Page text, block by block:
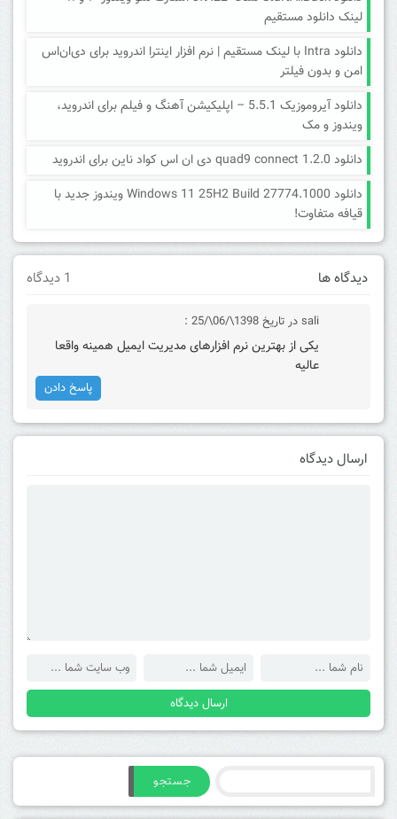
لینک دانلود مستقیم
دانلود Intra با لینک مستقیم | نرم افزار اینترا اندروید برای دی‌ان‌اس
امن و بدون فیلتر
دانلود آیروموزیک 5.5.1 – اپلیکیشن آهنگ و فیلم برای اندروید،
ویندوز و مک
دانلود quad9 connect 1.2.0 دی ان اس کواد ناین برای اندروید
دانلود Windows 11 25H2 Build 27774.1000 ویندوز جدید با
قیافه متفاوت!
دیدگاه ها 1 دیدگاه
sali در تاریخ 1398\/06\/25 :
یکی از بهترین نرم افزارهای مدیریت ایمیل همینه واقعا
عالیه
پاسخ دادن
ارسال دیدگاه
جستجو